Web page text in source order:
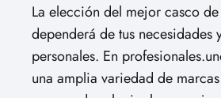
La elección del mejor casco
dependerá de tus necesidades
personales. En
una amplia variedad de